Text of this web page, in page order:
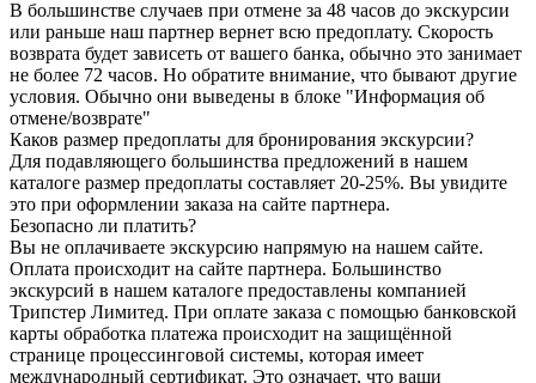
В большинстве случаев при отмене за 48 часов до экскурсии
или раньше наш партнер вернет всю предоплату. Скорость
возврата будет зависеть от вашего банка, обычно это занимает
не более 72 часов. Но обратите внимание, что бывают другие
условия. Обычно они выведены в блоке "Информация об
отмене/возврате"
Каков размер предоплаты для бронирования экскурсии?
Для подавляющего большинства предложений в нашем
каталоге размер предоплаты составляет 20-25%. Вы увидите
это при оформлении заказа на сайте партнера.
Безопасно ли платить?
Вы не оплачиваете экскурсию напрямую на нашем сайте.
Оплата происходит на сайте партнера. Большинство
экскурсий в нашем каталоге предоставлены компанией
Трипстер Лимитед. При оплате заказа с помощью банковской
карты обработка платежа происходит на защищённой
странице процессинговой системы, которая имеет
международный сертификат. Это означает, что ваши